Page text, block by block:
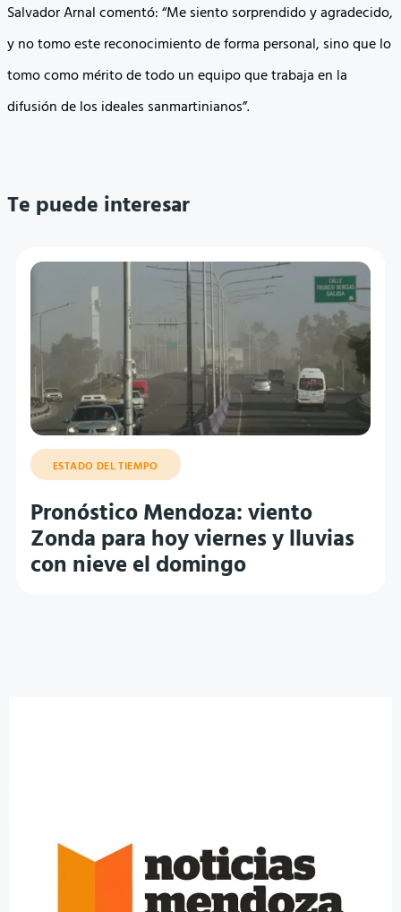
Salvador Arnal comentó: “Me siento sorprendido y agradecido,
y no tomo este reconocimiento de forma personal, sino que lo
tomo como mérito de todo un equipo que trabaja en la
difusión de los ideales sanmartinianos”.
Te puede interesar
ESTADO DEL TIEMPO
Pronóstico Mendoza: viento
Zonda para hoy viernes y lluvias
con nieve el domingo